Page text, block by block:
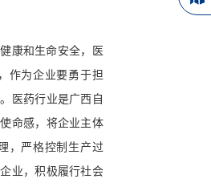
康和生命安全，医
作为企业要勇于担
医药行业是广西自
命感，将企业主体
，严格控制生产过
业，积极履行社会